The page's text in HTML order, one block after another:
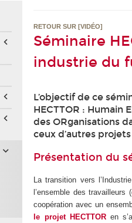
RETOUR SUR [VIDÉO]
Séminaire
industrie du
L’objectif de ce
HECTTOR : Humain
des ORganisations
ceux d’autres
Présentation du
La transition vers
l’ensemble des
coopération avec un
le projet HECTTORen